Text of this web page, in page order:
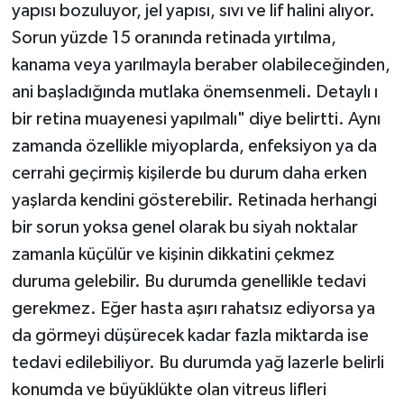
yapısı bozuluyor, jel yapısı, sıvı ve lif halini alıyor.
Sorun yüzde 15 oranında retinada yırtılma,
kanama veya yarılmayla beraber olabileceğinden,
ani başladığında mutlaka önemsenmeli. Detaylı ı
bir retina muayenesi yapılmalı" diye belirtti. Aynı
zamanda özellikle miyoplarda, enfeksiyon ya da
cerrahi geçirmiş kişilerde bu durum daha erken
yaşlarda kendini gösterebilir. Retinada herhangi
bir sorun yoksa genel olarak bu siyah noktalar
zamanla küçülür ve kişinin dikkatini çekmez
duruma gelebilir. Bu durumda genellikle tedavi
gerekmez. Eğer hasta aşırı rahatsız ediyorsa ya
da görmeyi düşürecek kadar fazla miktarda ise
tedavi edilebiliyor. Bu durumda yağ lazerle belirli
konumda ve büyüklükte olan vitreus lifleri